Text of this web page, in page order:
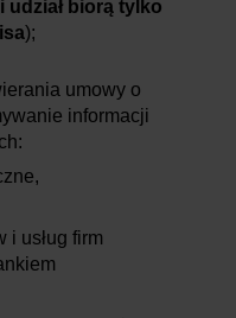
udział biorą tylko
);
umowy o
informacji
i usług firm